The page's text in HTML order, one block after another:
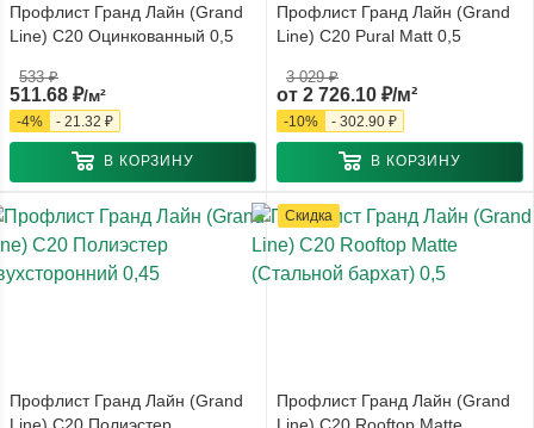
Профлист Гранд Лайн (Grand
Line) С20 Оцинкованный 0,5
511.68 ₽/м²
533₽
-4% - 21.32 ₽
В КОРЗИНУ
Профлист Гранд Лайн (Grand
Line) С20 Pural Matt 0,5
от 2 726.10 ₽/м²
3 029 ₽
-10% - 302.90 ₽
В КОРЗИНУ
Профлист Гранд Лайн (Grand
Скидка
Профлист Гранд Лайн (Grand